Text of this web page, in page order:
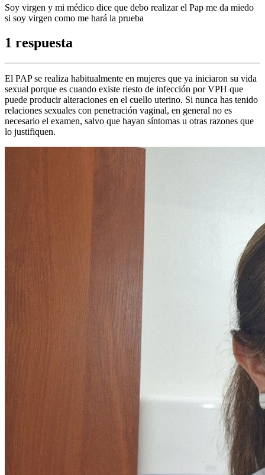
Soy virgen y mi médico dice que debo realizar el Pap me da miedo
si soy virgen como me hará la prueba
1 respuesta
El PAP se realiza habitualmente en mujeres que ya iniciaron su vida
sexual porque es cuando existe riesto de infección por VPH que
puede producir alteraciones en el cuello uterino. Si nunca has tenido
relaciones sexuales con penetración vaginal, en general no es
necesario el examen, salvo que hayan síntomas u otras razones que
lo justifiquen.